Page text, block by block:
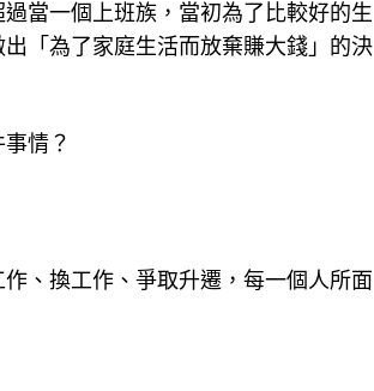
當一個上班族，當初為了比較好的生
「為了家庭生活而放棄賺大錢」的決
情？
、換工作、爭取升遷，每一個人所面